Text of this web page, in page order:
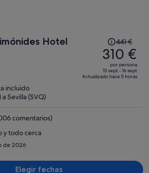
Hotel
El
precio
era
de
441 €,
441 €
310 €
por persona
13 sept - 16 sept
Actualizado hace 5 horas
incluido
Sevilla (SVQ)
comentarios)
y todo cerca
de 2026
Elegir fechas